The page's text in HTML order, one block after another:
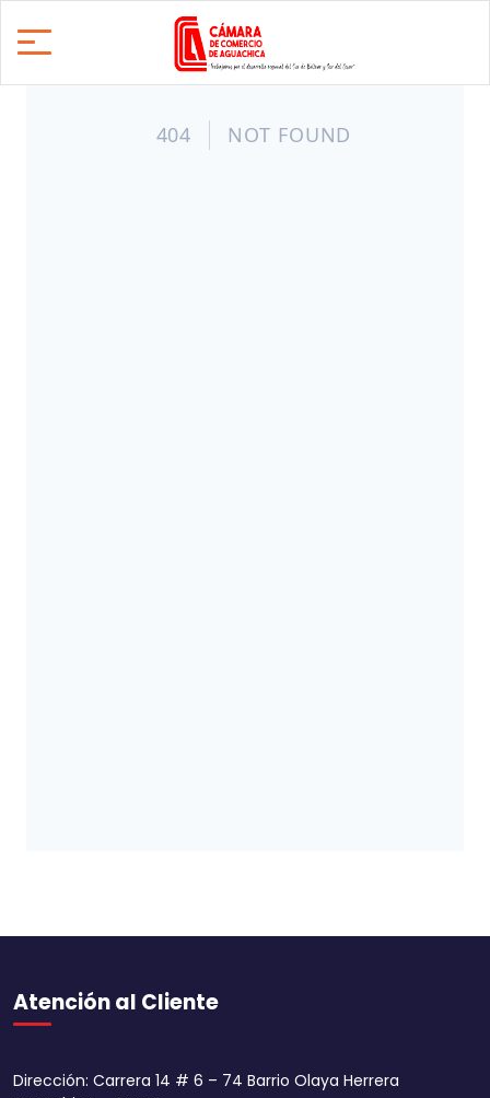
Atención al Cliente
Dirección: Carrera 14 # 6 – 74 Barrio Olaya Herrera